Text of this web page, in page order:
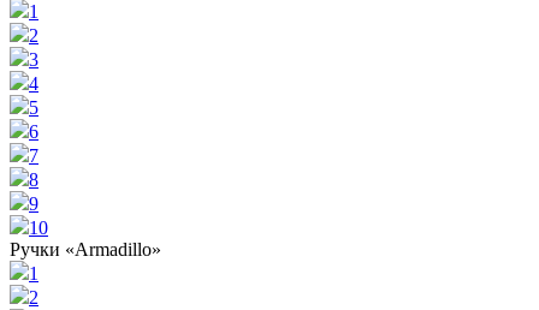
1
2
3
4
5
6
7
8
9
10
Ручки «Armadillo»
1
2